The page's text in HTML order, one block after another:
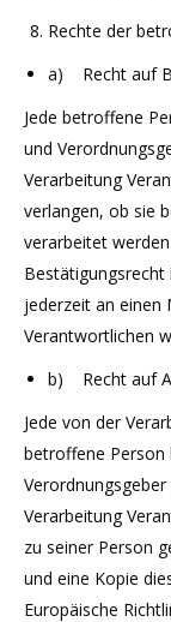
Rechte der
a) Recht auf
Jede betroffene
und
Verarbeitung
verlangen, ob sie
verarbeitet
Bestätigungsrecht
jederzeit an einen
Verantwortlichen
b) Recht auf
Jede von der
betroffene Person
Verarbeitung
zu seiner Person
und eine Kopie
Europäische